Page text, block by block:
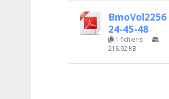
BmoVol2256
24-45-48
1 fichier·s
218.92 KB